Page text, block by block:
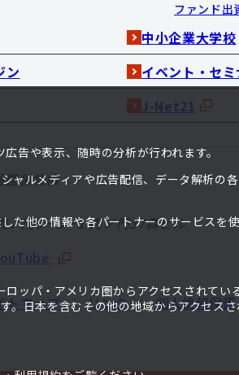
告や表示、随時の分析が行われます。
ャルメディアや広告配信、データ解析の
た他の情報や各パートナーのサービスを
ッパ・アメリカ圏からアクセスされてい
。日本を含むその他の地域からアクセス
ファンド出
中小企業大学校
ン イベント・セ
J-Net21
整備機構
門3－5－1虎ノ門37森ビル
トマップ リンク 個人情報保護